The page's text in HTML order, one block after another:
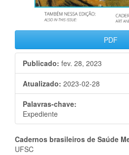
PDF
Publicado: fev. 28, 2023
Atualizado: 2023-02-28
Palavras-chave:
Expediente
Conteúdo
Cadernos brasileiros de Saúde
UFSC